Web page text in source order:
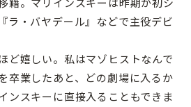
ラ・バヤデール』などで主役デビ
ど嬉しい。私はマゾヒストなんで
卒業したあと、どの劇場に入るか
ンスキーに直接入ることもできま